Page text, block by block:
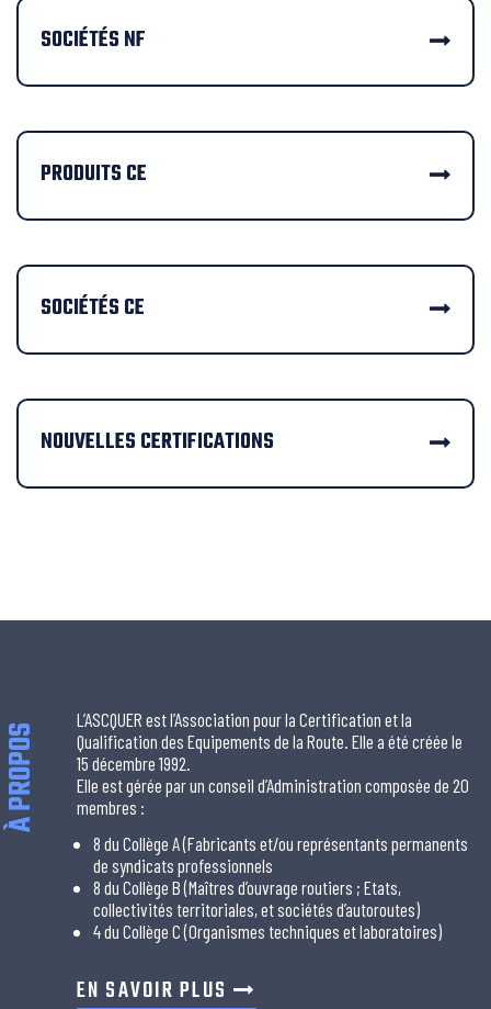
SOCIÉTÉS NF
PRODUITS CE
SOCIÉTÉS CE
NOUVELLES CERTIFICATIONS
À PROPOS
L’ASCQUER est l’Association pour la Certification et la
Qualification des Equipements de la Route. Elle a été créée le
15 décembre 1992.
Elle est gérée par un conseil d’Administration composée de 20
membres :
8 du Collège A (Fabricants et/ou représentants permanents
de syndicats professionnels
8 du Collège B (Maîtres d’ouvrage routiers ; Etats,
collectivités territoriales, et sociétés d’autoroutes)
4 du Collège C (Organismes techniques et laboratoires)
EN SAVOIR PLUS